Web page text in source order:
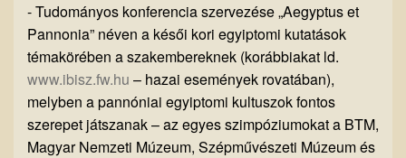
- Tudományos konferencia szervezése „Aegyptus et
Pannonia” néven a késői kori egyiptomi kutatások
témakörében a szakembereknek (korábbiakat ld.
www.ibisz.fw.hu – hazai események rovatában),
melyben a pannóniai egyiptomi kultuszok fontos
szerepet játszanak – az egyes szimpóziumokat a BTM,
Magyar Nemzeti Múzeum, Szépművészeti Múzeum és